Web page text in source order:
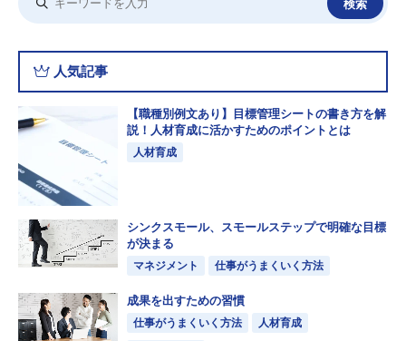
人気記事
【職種別例文あり】目標管理シートの書き方を解
説！人材育成に活かすためのポイントとは
人材育成
シンクスモール、スモールステップで明確な目標
が決まる
マネジメント 仕事がうまくいく方法
成果を出すための習慣
仕事がうまくいく方法 人材育成